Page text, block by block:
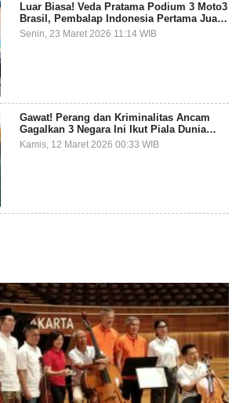
Luar Biasa! Veda Pratama Podium 3 Moto3
Brasil, Pembalap Indonesia Pertama Juara
Grand Prix
Senin, 23 Maret 2026 11:14 WIB
Gawat! Perang dan Kriminalitas Ancam
Gagalkan 3 Negara Ini Ikut Piala Dunia
2026
Kamis, 12 Maret 2026 00:33 WIB